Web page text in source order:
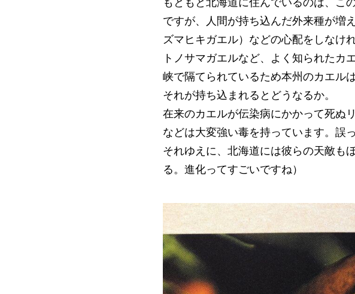
もともと北海道に住んでいるのは、こ
ですが、人間が持ち込んだ外来種が増
ズマヒキガエル）などの心配をしなけ
トノサマガエルなど、よく知られたカ
峡で隔てられているため本州のカエル
それが持ち込まれるとどうなるか。
在来のカエルが伝染病にかかって死ぬ
などは大変強い毒を持っています。誤
それゆえに、北海道には彼らの天敵も
る。進化ってすごいですね）